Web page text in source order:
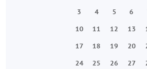
3
4 5 6
10
11 12 13
17
18 19 20
24
25 26 27